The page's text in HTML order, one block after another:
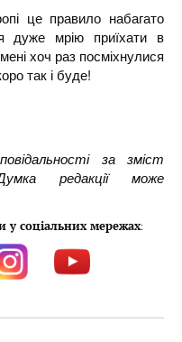
це правило набагато
дуже мрію приїхати в
хоч раз посміхнулися
так і буде!
за зміст
редакції може
у соціальних мережах: